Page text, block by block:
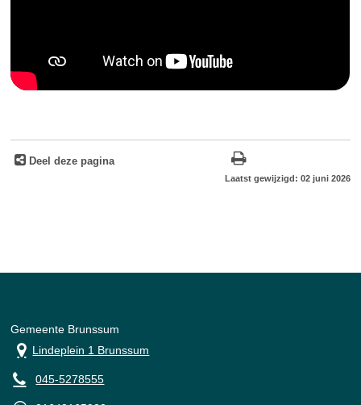
Deel deze pagina
Laatst gewijzigd: 02 juni 2026
Gemeente Brunssum
Lindeplein 1 Brunssum
045-5278555